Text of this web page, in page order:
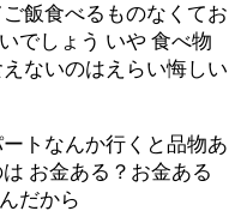
飯食べるものなくてお
でしょう いや 食べ物
ないのはえらい悔しい
トなんか行くと品物あ
お金ある？お金ある
だから